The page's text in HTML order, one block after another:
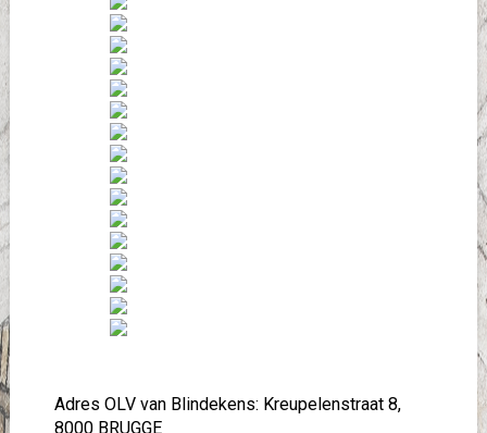
Adres OLV van Blindekens: Kreupelenstraat 8,
8000 BRUGGE